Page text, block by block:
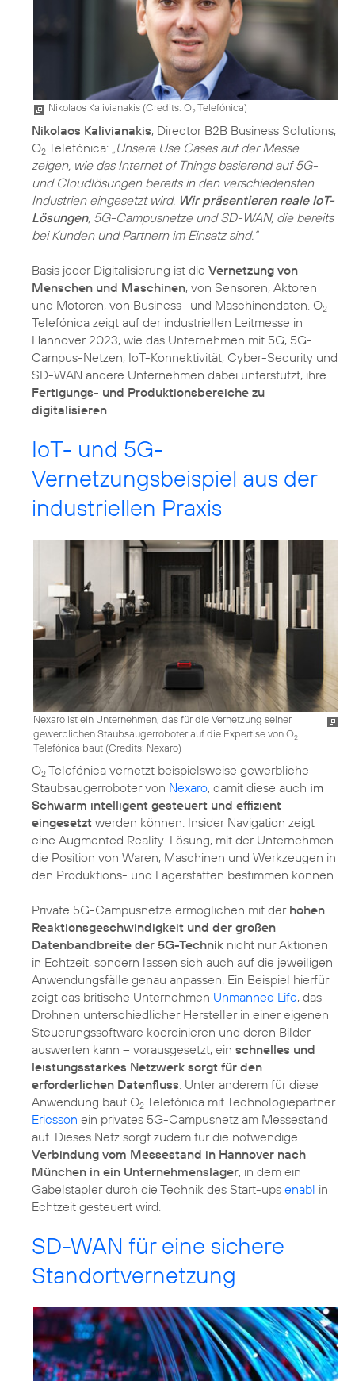
Nikolaos Kalivianakis (Credits: O2Telefónica)
Nikolaos Kalivianakis, Director B2B Business Solutions,
O2 Telefónica: „Unsere Use Cases auf der Messe
zeigen, wie das Internet of Things basierend auf 5G-
und Cloudlösungen bereits in den verschiedensten
Industrien eingesetzt wird. Wir präsentieren reale IoT-
Lösungen, 5G-Campusnetze und SD-WAN, die bereits
bei Kunden und Partnern im Einsatz sind.“
Basis jeder Digitalisierung ist die Vernetzung von
Menschen und Maschinen, von Sensoren, Aktoren
und Motoren, von Business- und Maschinendaten. O2
Telefónica zeigt auf der industriellen Leitmesse in
Hannover 2023, wie das Unternehmen mit 5G, 5G-
Campus-Netzen, IoT-Konnektivität, Cyber-Security und
SD-WAN andere Unternehmen dabei unterstützt, ihre
Fertigungs- und Produktionsbereiche zu
digitalisieren.
IoT- und 5G-
Vernetzungsbeispiel aus der
industriellen Praxis
Nexaro ist ein Unternehmen, das für die Vernetzung seiner
gewerblichen Staubsaugerroboter auf die Expertise von O2
Telefónica baut (Credits: Nexaro)
O2 Telefónica vernetzt beispielsweise gewerbliche
Staubsaugerroboter von Nexaro, damit diese auch im
Schwarm intelligent gesteuert und effizient
eingesetzt werden können. Insider Navigation zeigt
eine Augmented Reality-Lösung, mit der Unternehmen
die Position von Waren, Maschinen und Werkzeugen in
den Produktions- und Lagerstätten bestimmen können.
Private 5G-Campusnetze ermöglichen mit der hohen
Reaktionsgeschwindigkeit und der großen
Datenbandbreite der 5G-Technik nicht nur Aktionen
in Echtzeit, sondern lassen sich auch auf die jeweiligen
Anwendungsfälle genau anpassen. Ein Beispiel hierfür
zeigt das britische Unternehmen Unmanned Life, das
Drohnen unterschiedlicher Hersteller in einer eigenen
Steuerungssoftware koordinieren und deren Bilder
auswerten kann – vorausgesetzt, ein schnelles und
leistungsstarkes Netzwerk sorgt für den
erforderlichen Datenfluss . Unter anderem für diese
Anwendung baut O2 Telefónica mit Technologiepartner
Ericsson ein privates 5G-Campusnetz am Messestand
auf. Dieses Netz sorgt zudem für die notwendige
Verbindung vom Messestand in Hannover nach
München in ein Unternehmenslager, in dem ein
Gabelstapler durch die Technik des Start-ups enabl in
Echtzeit gesteuert wird.
SD-WAN für eine sichere
Standortvernetzung